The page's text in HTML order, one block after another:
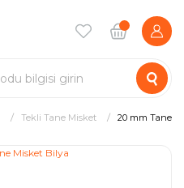
Tekli Tane Misket 20 mm Tane